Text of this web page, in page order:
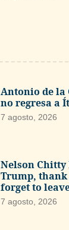
Antonio de la
no regresa a
7 agosto, 2026
Nelson Chitty
Trump,
forget to
7 agosto, 2026